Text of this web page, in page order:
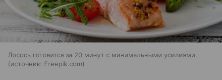
Лосось готовится за 20 минут с минимальными усилиями.
источник: Freepik.com